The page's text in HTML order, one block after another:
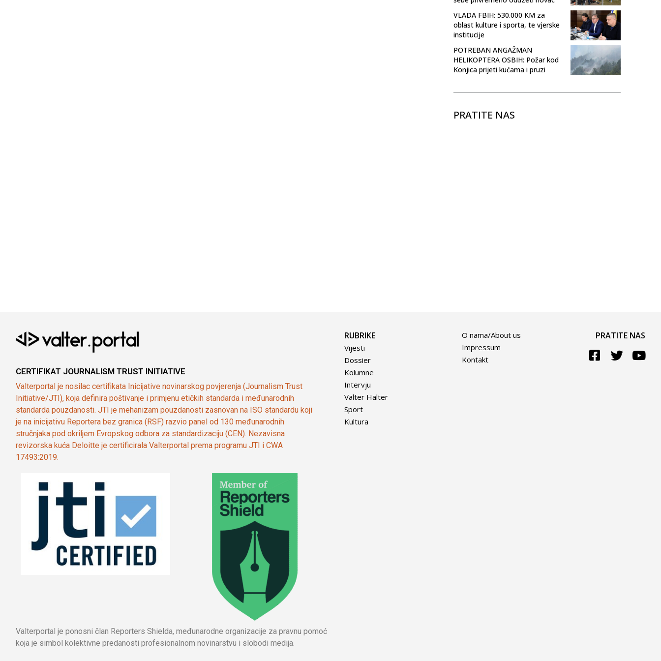
VLADA FBIH: 530.000 KM za
oblast kulture i sporta, te vjerske
institucije
POTREBAN ANGAŽMAN
HELIKOPTERA OSBIH: Požar kod
Konjica prijeti kućama i pruzi
PRATITE NAS
CERTIFIKAT JOURNALISM TRUST INITIATIVE
Valterportal je nosilac certifikata Inicijative novinarskog povjerenja (Journalism Trust
Initiative/JTI), koja definira poštivanje i primjenu etičkih standarda i međunarodnih
standarda pouzdanosti. JTI je mehanizam pouzdanosti zasnovan na ISO standardu koji
je na inicijativu Reportera bez granica (RSF) razvio panel od 130 međunarodnih
stručnjaka pod okriljem Evropskog odbora za standardizaciju (CEN). Nezavisna
revizorska kuća Deloitte je certificirala Valterportal prema programu JTI i CWA
17493:2019.
Valterportal je ponosni član Reporters Shielda, međunarodne organizacije za pravnu pomoć
koja je simbol kolektivne predanosti profesionalnom novinarstvu i slobodi medija.
RUBRIKE
Vijesti
Dossier
Kolumne
Intervju
Valter Halter
Sport
Kultura
O nama/About us
Impressum
Kontakt
PRATITE NAS